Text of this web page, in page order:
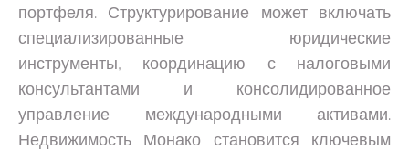
портфеля. Структурирование может включать
специализированные юридические
инструменты, координацию с налоговыми
консультантами и консолидированное
управление международными активами.
Недвижимость Монако становится ключевым